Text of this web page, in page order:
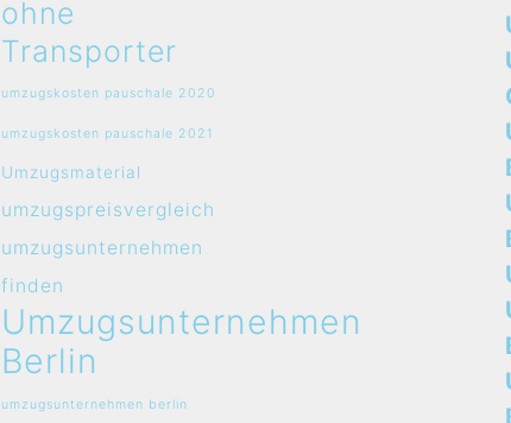
ohne
Transporter
umzugskosten pauschale 2020
umzugskosten pauschale 2021
Umzugsmaterial
umzugspreisvergleich
umzugsunternehmen
finden
Umzugsunternehmen
Berlin
umzugsunternehmen berlin